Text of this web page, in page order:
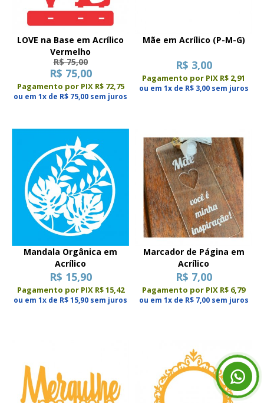
LOVE na Base em Acrílico
Vermelho
R$ 75,00
R$ 75,00
Pagamento por PIX R$ 72,75
ou em 1x de R$ 75,00 sem juros
Mãe em Acrílico (P-M-G)
R$ 3,00
Pagamento por PIX R$ 2,91
ou em 1x de R$ 3,00 sem juros
Mandala Orgânica em
Acrílico
R$ 15,90
Pagamento por PIX R$ 15,42
ou em 1x de R$ 15,90 sem juros
Marcador de Página em
Acrílico
R$ 7,00
Pagamento por PIX R$ 6,79
ou em 1x de R$ 7,00 sem juros